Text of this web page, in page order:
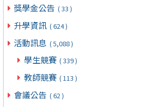
獎學金公告 ( 33 )
升學資訊 ( 624 )
活動訊息 ( 5,088 )
學生競賽 ( 339 )
教師競賽 ( 113 )
會議公告 ( 62 )